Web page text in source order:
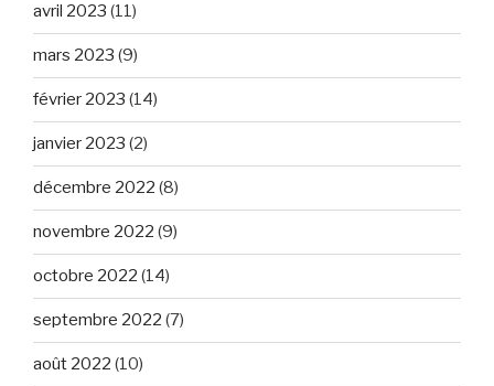
avril 2023 (11)
mars 2023 (9)
février 2023 (14)
janvier 2023 (2)
décembre 2022 (8)
novembre 2022 (9)
octobre 2022 (14)
septembre 2022 (7)
août 2022 (10)